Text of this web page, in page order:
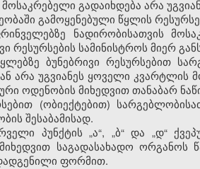
მოსაკრებელი გადაიხდება არა
გამოყენებული წყლის
ნადირობისათვის
რესურსების სამინისტროს მიერ
ბუნებრივი რესურსებით
არა უგვიანეს ყოველი
ოდენობის მიხედვით თანაბარ
(ობიექტებით)
შესაბამისად.
პუნქტის „ა“, „ბ“ და „დ“
საგადასახადო ორგანოს
ფორმით.